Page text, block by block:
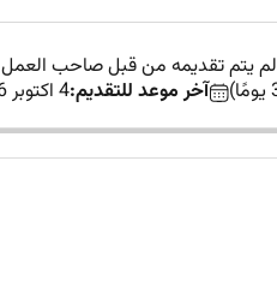
لم يتم تقديمه من قبل صاحب العمل
آخر موعد للتقديم:4 اكتوبر 2026